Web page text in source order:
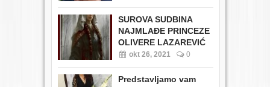
SUROVA SUDBINA
NAJMLAĐE PRINCEZE
OLIVERE LAZAREVIĆ
okt 26, 2021 0
Predstavljamo vam